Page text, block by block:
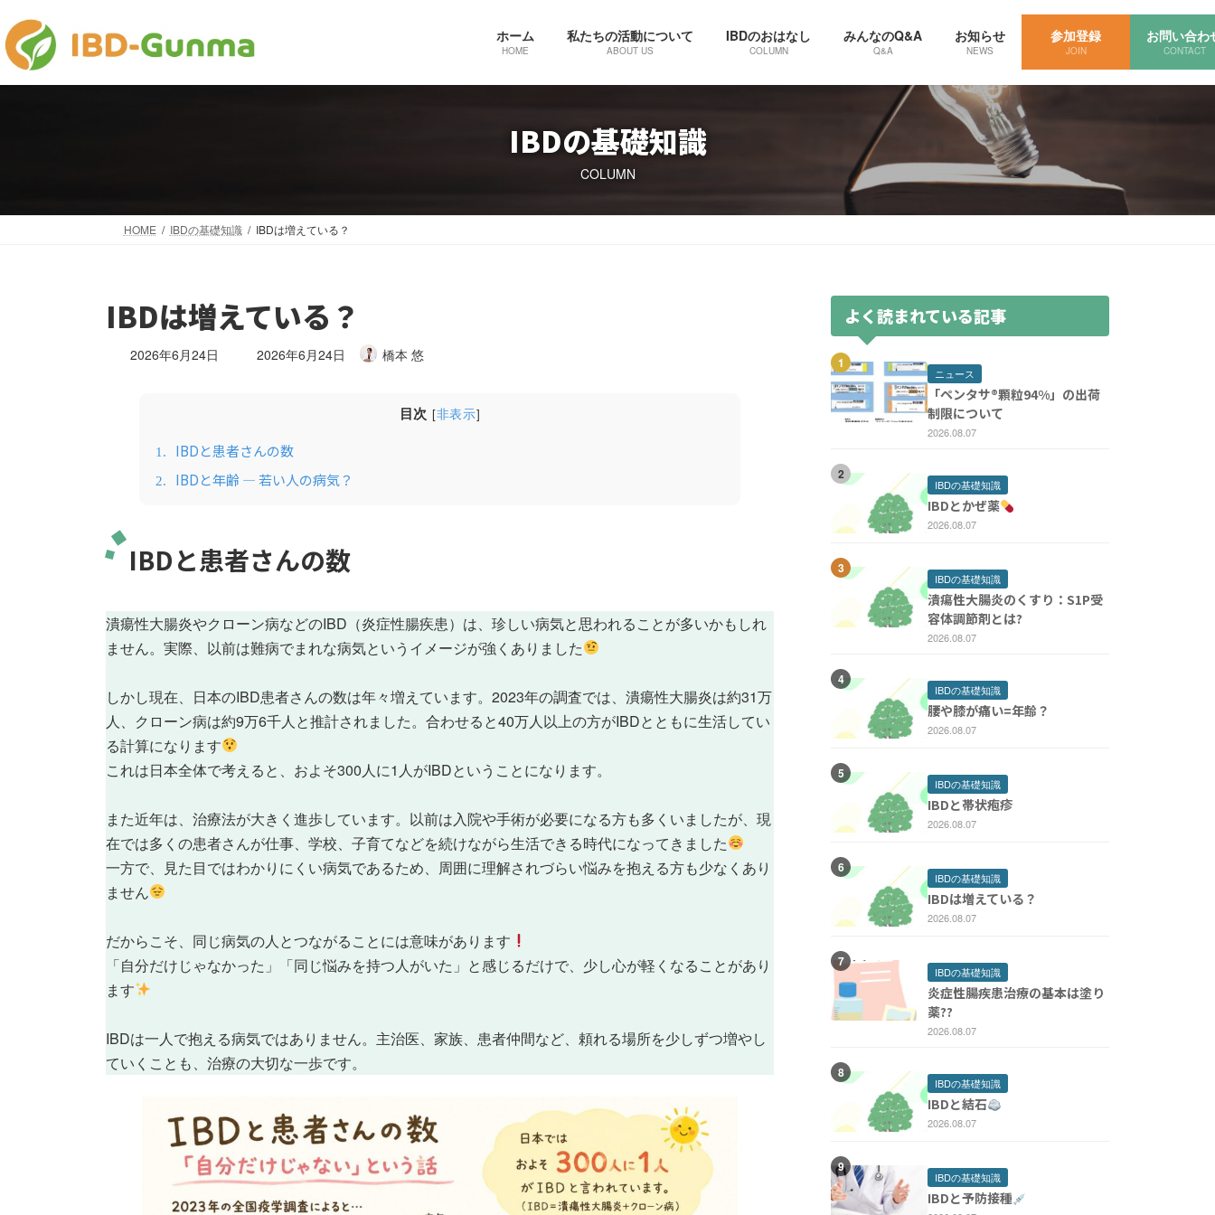
ン
テ
ビ
ゲ
ホーム
HOME
私たちの活動について
ABOUT US
IBDのおはなし
COLUMN
みんなのQ&A
Q&A
お知らせ
NEWS
参加登録
JOIN
お問い合わ
CONTACT
IBDの基礎知識
COLUMN
HOME IBDの基礎知識 IBDは増えている？
IBDは増えている？
2026年6月24日
最
時
2026年6月24日 橋本 悠
目次 [非表示]
1. IBDと患者さんの数
2. IBDと年齢 ― 若い人の病気？
IBDと患者さんの数
潰瘍性大腸炎やクローン病などのIBD（炎症性腸疾患）は、珍しい病気と思われることが多いかもしれ
ません。実際、以前は難病でまれな病気というイメージが強くありました
しかし現在、日本のIBD患者さんの数は年々増えています。2023年の調査では、潰瘍性大腸炎は約31万
人、クローン病は約9万6千人と推計されました。合わせると40万人以上の方がIBDとともに生活してい
る計算になります
これは日本全体で考えると、およそ300人に1人がIBDということになります。
また近年は、治療法が大きく進歩しています。以前は入院や手術が必要になる方も多くいましたが、現
在では多くの患者さんが仕事、学校、子育てなどを続けながら生活できる時代になってきました
一方で、見た目ではわかりにくい病気であるため、周囲に理解されづらい悩みを抱える方も少なくあり
ません
だからこそ、同じ病気の人とつながることには意味があります
「自分だけじゃなかった」「同じ悩みを持つ人がいた」と感じるだけで、少し心が軽くなることがあり
ます
IBDは一人で抱える病気ではありません。主治医、家族、患者仲間など、頼れる場所を少しずつ増やし
ていくことも、治療の大切な一歩です。
よく読まれている記事
ニュース
「ペンタサ®️顆粒94%」の出荷
制限について
2026.08.07
IBDの基礎知識
IBDとかぜ薬
2026.08.07
IBDの基礎知識
潰瘍性大腸炎のくすり：S1P受
容体調節剤とは?
2026.08.07
IBDの基礎知識
腰や膝が痛い=年齢？
2026.08.07
IBDの基礎知識
IBDと帯状疱疹
2026.08.07
IBDの基礎知識
IBDは増えている？
2026.08.07
IBDの基礎知識
炎症性腸疾患治療の基本は塗り
薬??
2026.08.07
IBDの基礎知識
IBDと結石
2026.08.07
IBDの基礎知識
IBDと予防接種